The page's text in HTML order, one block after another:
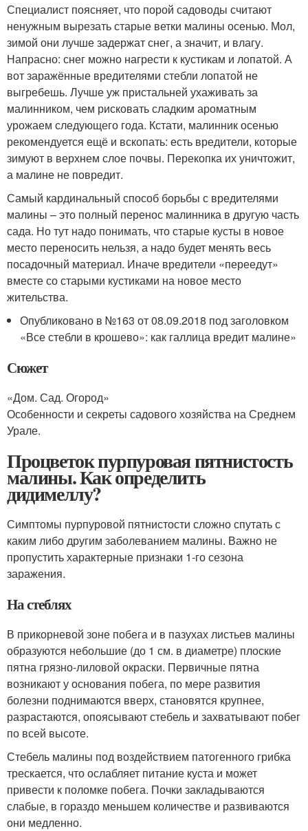
Специалист поясняет, что порой садоводы считают
ненужным вырезать старые ветки малины осенью. Мол,
зимой они лучше задержат снег, а значит, и влагу.
Напрасно: снег можно нагрести к кустикам и лопатой. А
вот заражённые вредителями стебли лопатой не
выгребешь. Лучше уж пристальней ухаживать за
малинником, чем рисковать сладким ароматным
урожаем следующего года. Кстати, малинник осенью
рекомендуется ещё и вскопать: есть вредители, которые
зимуют в верхнем слое почвы. Перекопка их уничтожит,
а малине не повредит.
Самый кардинальный способ борьбы с вредителями
малины – это полный перенос малинника в другую часть
сада. Но тут надо понимать, что старые кусты в новое
место переносить нельзя, а надо будет менять весь
посадочный материал. Иначе вредители «переедут»
вместе со старыми кустиками на новое место
жительства.
Опубликовано в №163 от 08.09.2018 под заголовком
«Все стебли в крошево»: как галлица вредит малине»
Сюжет
«Дом. Сад. Огород»
Особенности и секреты садового хозяйства на Среднем
Урале.
Процветок пурпуровая пятнистость
малины. Как определить
дидимеллу?
Симптомы пурпуровой пятнистости сложно спутать с
каким либо другим заболеванием малины. Важно не
пропустить характерные признаки 1-го сезона
заражения.
На стеблях
В прикорневой зоне побега и в пазухах листьев малины
образуются небольшие (до 1 см. в диаметре) плоские
пятна грязно-лиловой окраски. Первичные пятна
возникают у основания побега, по мере развития
болезни поднимаются вверх, становятся крупнее,
разрастаются, опоясывают стебель и захватывают побег
по всей высоте.
Стебель малины под воздействием патогенного грибка
трескается, что ослабляет питание куста и может
привести к поломке побега. Почки закладываются
слабые, в гораздо меньшем количестве и развиваются
они медленно.